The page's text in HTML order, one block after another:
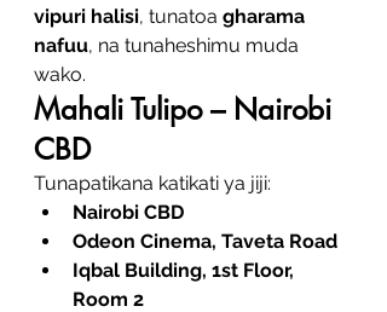
vipuri halisi, tunatoa gharama
nafuu, na tunaheshimu muda
wako.
Mahali Tulipo – Nairobi
CBD
Tunapatikana katikati ya jiji:
Nairobi CBD
Odeon Cinema, Taveta Road
Iqbal Building, 1st Floor,
Room 2